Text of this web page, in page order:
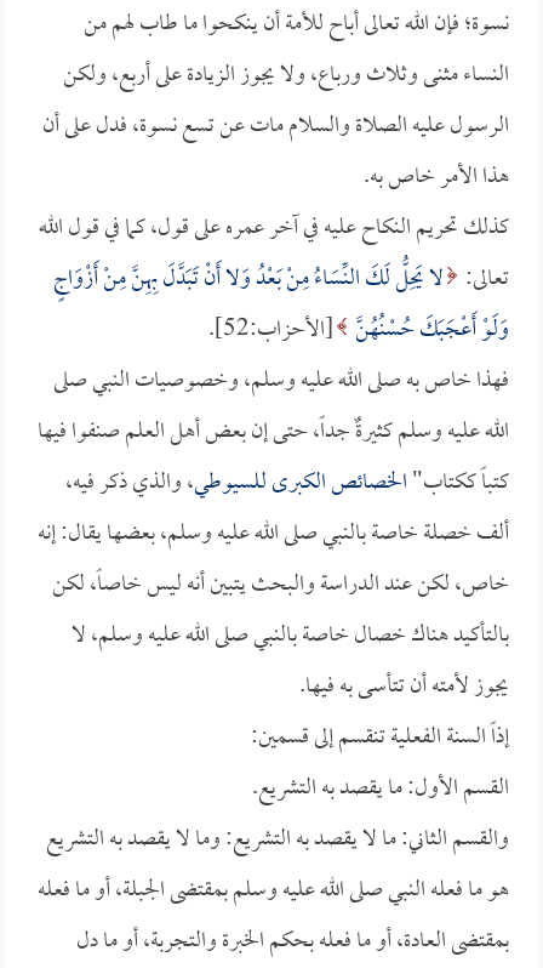
نسوة؛ فإن الله تعالى أباح للأمة أن ينكحوا ما طاب لهم من
النساء مثنى وثلاث ورباع، ولا يجوز الزيادة على أربع، ولكن
الرسول عليه الصلاة والسلام مات عن تسع نسوة، فدل على أن
هذا الأمر خاص به.
كذلك تحريم النكاح عليه في آخر عمره على قول، كما في قول الله
تعالى: لا يَحِلُّ لَكَ النِّسَاءُ مِنْ بَعْدُ وَلا أَنْ تَبَدَّلَ بِهِنَّ مِنْ أَزْوَاجٍ
وَلَوْ أَعْجَبَكَ حُسْنُهُنَّ [الأحزاب:52].
فهذا خاص به صلى الله عليه وسلم، وخصوصيات النبي صلى
الله عليه وسلم كثيرةٌ جداً، حتى إن بعض أهل العلم صنفوا فيها
كتباً ككتاب"الخصائص الكبرىللسيوطي، والذي ذكر فيه،
ألف خصلة خاصة بالنبي صلى الله عليه وسلم، بعضها يقال: إنه
خاص، لكن عند الدراسة والبحث يتبين أنه ليس خاصاً، لكن
بالتأكيد هناك خصال خاصة بالنبي صلى الله عليه وسلم، لا
يجوز لأمته أن تتأسى به فيها.
إذاً السنة الفعلية تنقسم إلى قسمين:
القسم الأول: ما يقصد به التشريع.
والقسم الثاني: ما لا يقصد به التشريع: وما لا يقصد به التشريع
هو ما فعله النبي صلى الله عليه وسلم بمقتضى الجبلة، أو ما فعله
بمقتضى العادة، أو ما فعله بحكم الخبرة والتجربة، أو ما دل